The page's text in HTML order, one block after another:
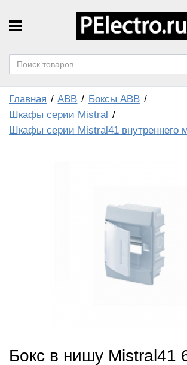
Главная ABB
Боксы ABB
Шкафы серии Mistral
Шкафы серии Mistral41 внутреннего
Бокс в нишу Mistral41